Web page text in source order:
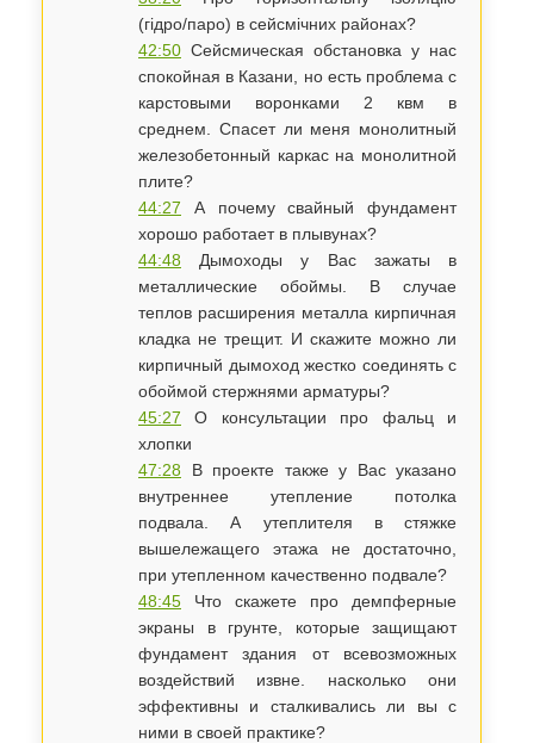
(гідро/паро) в сейсмічних районах? ​
42:50 Сейсмическая обстановка у нас
спокойная в Казани, но есть проблема с
карстовыми воронками 2 квм в
среднем. Спасет ли меня монолитный
железобетонный каркас на монолитной
плите?
44:27 А почему свайный фундамент
хорошо работает в плывунах?
44:48 Дымоходы у Вас зажаты в
металлические обоймы. В случае
теплов расширения металла кирпичная
кладка не трещит. И скажите можно ли
кирпичный дымоход жестко соединять с
обоймой стержнями арматуры?
45:27 О консультации про фальц и
хлопки
47:28 В проекте также у Вас указано
внутреннее утепление потолка
подвала. А утеплителя в стяжке
вышележащего этажа не достаточно,
при утепленном качественно подвале?
48:45 Что скажете про демпферные
экраны в грунте, которые защищают
фундамент здания от всевозможных
воздействий извне. насколько они
эффективны и сталкивались ли вы с
ними в своей практике?